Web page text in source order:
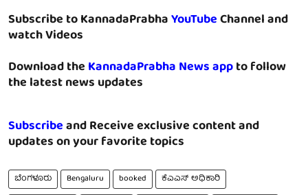
Subscribe to KannadaPrabhaYouTubeChannel and
watch Videos
Download theKannadaPrabha News appto follow
the latest news updates
Subscribeand Receive exclusive content and
updates on your favorite topics
ಬೆಂಗಳೂರು Bengaluru booked
ಕೆಎಎಸ್ ಅಧಿಕಾರಿ